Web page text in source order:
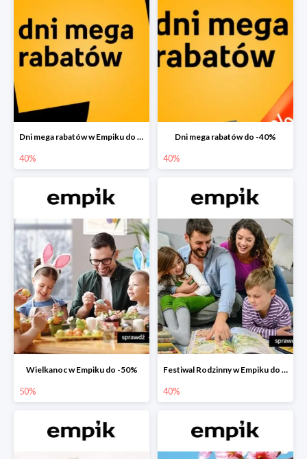
Dni mega rabatów w Empiku do -40%
40%
Dni mega rabatów do -40%
40%
Wielkanoc w Empiku do -50%
50%
Festiwal Rodzinny w Empiku do -40%
40%